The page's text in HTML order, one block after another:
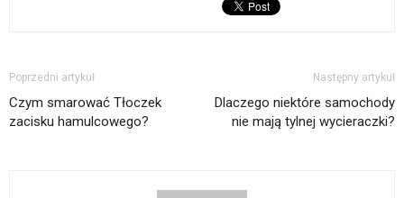
Poprzedni artykuł
Czym smarować Tłoczek
zacisku hamulcowego?
Następny artykuł
Dlaczego niektóre samochody
nie mają tylnej wycieraczki?